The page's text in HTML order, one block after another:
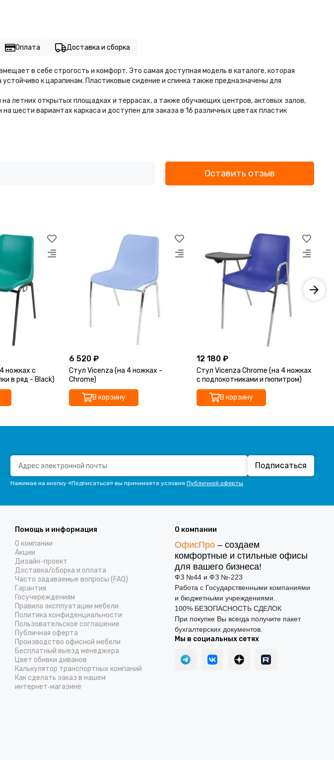
Оплата Доставка и сборка
в себе строгость и комфорт. Это самая доступная модель в каталоге, которая
к царапинам. Пластиковые сидение и спинка также предназначены для
летних открытых площадках и террасах, а также обучающих центров, актовых залов,
шести вариантах каркаса и доступен для заказа в 16 различных цветах пластик
Оставить отзыв
ножках с
в ряд - Black)
6 520 ₽
Стул Vicenza (на 4 ножках -
Chrome)
В корзину
12 180 ₽
Стул Vicenza Chrome (на 4 ножках
с подлокотниками и пюпитром)
В корзину
Подписаться
Нажимая на кнопку «Подписаться» вы принимаете условия Публичной оферты.
Помощь и информация
О компании
Акции
Дизайн-проект
Доставка/cборка и оплата
Часто задаваемые вопросы (FAQ)
Гарантия
Госучереждениям
Правила эксплуатации мебели
Политика конфиденциальности
Пользовательское соглашение
Публичная оферта
Производство офисной мебели
Бесплатный выезд менеджера
Цвет обивки диванов
Калькулятор транспортных компаний
Как сделать заказ в нашем
интернет‑магазине
О компании
ОфисПро– создаем
комфортные и стильные офисы
для вашего бизнеса!
ФЗ №44 и ФЗ №-223
Работа с Государственными компаниями
и бюджетными учреждениями.
100% БЕЗОПАСНОСТЬ СДЕЛОК
При покупке Вы всегда получите пакет
бухгалтерских документов.
Мы в социальных сетях